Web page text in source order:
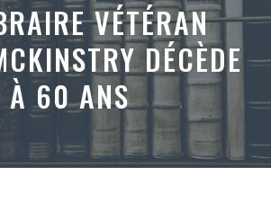
VÉTÉRAN
DÉCÈDE
À 60 ANS